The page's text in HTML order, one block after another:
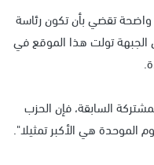
واضحة تقضي بأن تكون رئاسة
الجبهة تولت هذا الموقع في
السابقة، فإن الحزب
الموحدة هي الأكبر تمثيلا".